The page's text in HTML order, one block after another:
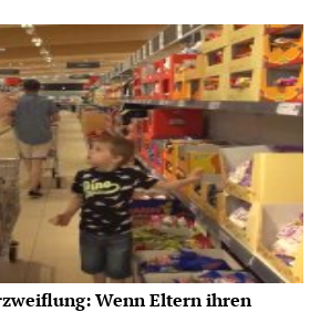
Wenn Eltern ihren